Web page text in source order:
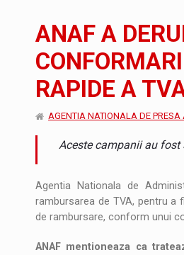
STIRI JAECOO 5
ARTICOLE
ANAF A
RAPIDE A
AGENTIA NATIONALA DE PRESA
Aceste campanii au fost
Agentia Nationala de
rambursarea de TVA, pentru a
de rambursare, conform unui
ANAF mentioneaza ca